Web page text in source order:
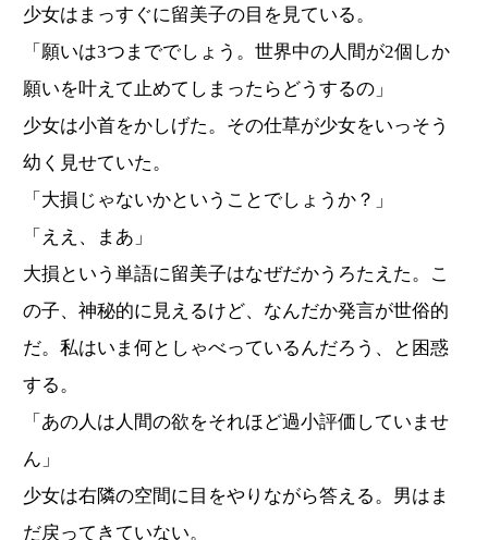
少女はまっすぐに留美子の目を見ている。
「願いは3つまででしょう。世界中の人間が2個しか
願いを叶えて止めてしまったらどうするの」
少女は小首をかしげた。その仕草が少女をいっそう
幼く見せていた。
「大損じゃないかということでしょうか？」
「ええ、まあ」
大損という単語に留美子はなぜだかうろたえた。こ
の子、神秘的に見えるけど、なんだか発言が世俗的
だ。私はいま何としゃべっているんだろう、と困惑
する。
「あの人は人間の欲をそれほど過小評価していませ
ん」
少女は右隣の空間に目をやりながら答える。男はま
だ戻ってきていない。